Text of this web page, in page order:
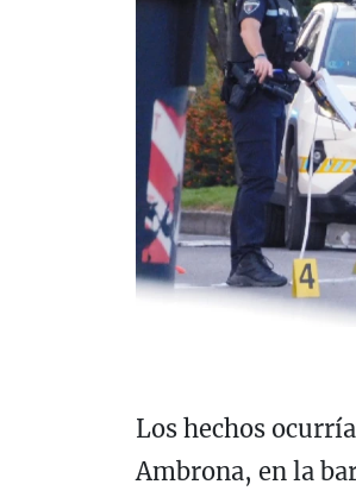
Los hechos
Ambrona, en la